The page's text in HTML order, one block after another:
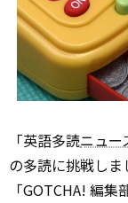
「英語多読ニュー
の多読に挑戦し
「GOTCHA! 編